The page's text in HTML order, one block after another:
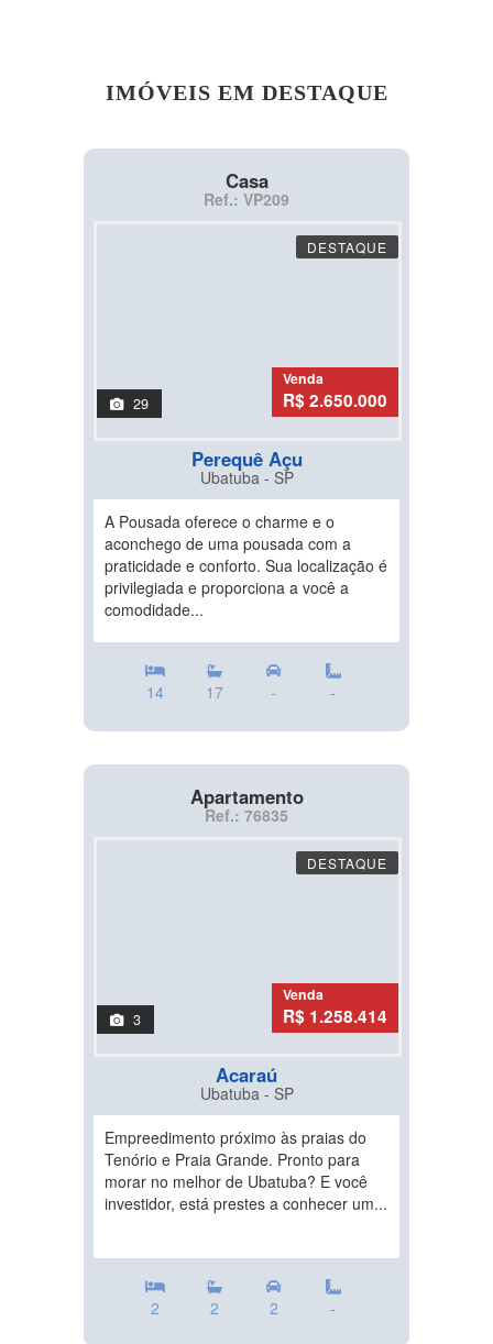
IMÓVEIS EM DESTAQUE
Casa
Ref.: VP209
DESTAQUE
29
Venda
R$ 2.650.000
Perequê Açu
Ubatuba - SP
A Pousada oferece o charme e o
aconchego de uma pousada com a
praticidade e conforto. Sua localização é
privilegiada e proporciona a você a
comodidade...
14 17 - -
Apartamento
Ref.: 76835
DESTAQUE
3
Venda
R$ 1.258.414
Acaraú
Ubatuba - SP
Empreedimento próximo às praias do
Tenório e Praia Grande. Pronto para
morar no melhor de Ubatuba? E você
investidor, está prestes a conhecer um...
2 2 2 -